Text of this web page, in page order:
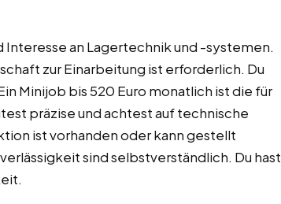
Interesse an Lagertechnik und -systemen.
zur Einarbeitung ist erforderlich. Du
Minijob bis 520 Euro monatlich ist die für
präzise und achtest auf technische
ist vorhanden oder kann gestellt
sind selbstverständlich. Du hast